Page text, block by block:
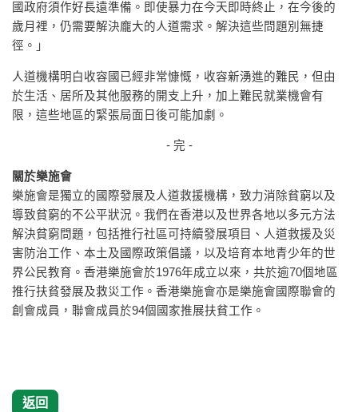
國政府須作好長遠準備。即使暴力在今天即時終止，在今後的
歲月裡，仍需要解決龐大的人道需求。解決這些問題別無捷
徑。」
人道機構明白收容國已經非常慷慨，收容新湧進的難民，但由
於生活、居所及其他服務的開支上升，加上難民就業機會有
限，這些地區的緊張局面日後可能加劇。
- 完 -
關於樂施會
樂施會是獨立的國際發展及人道救援機構，致力消除貧窮以及
導致貧窮的不公平狀況。我們在香港以及世界各地以多元方法
解決貧窮問題，包括推行社區可持續發展項目、人道救援及災
害防治工作、本土及國際政策倡議，以及培育本地青少年的世
界公民教育。香港樂施會於1976年成立以來，共於逾70個地區
推行扶貧發展及救災工作。香港樂施會亦是樂施會國際聯會的
創會成員，聯會成員於94個國家推展扶貧工作。
返回